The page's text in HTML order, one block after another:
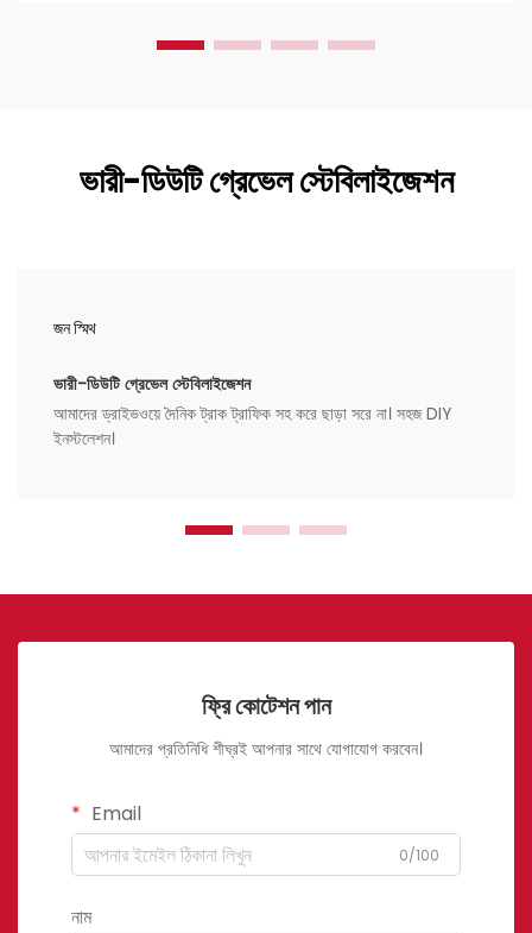
ভারী-ডিউটি গ্রেভেল স্টেবিলাইজেশন
জন স্মিথ
ভারী-ডিউটি গ্রেভেল স্টেবিলাইজেশন
আমাদের ড্রাইভওয়ে দৈনিক ট্রাক ট্রাফিক সহ করে ছাড়া সরে না। সহজ DIY
ইনস্টলেশন।
ফ্রি কোটেশন পান
আমাদের প্রতিনিধি শীঘ্রই আপনার সাথে যোগাযোগ করবেন।
Email
0/100
নাম